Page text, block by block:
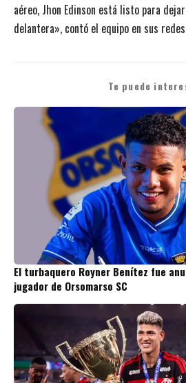
aéreo, Jhon Edinson está listo para
delantera», contó el equipo en sus
Te puede
El turbaquero Royner Benítez fue
jugador de Orsomarso SC